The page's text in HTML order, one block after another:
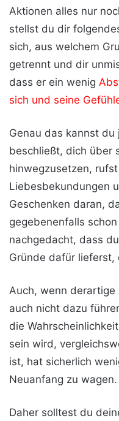
Aktionen alles nur
stellst du dir
sich, aus welchem
getrennt und dir
dass er ein wenig
sich und seine
Genau das kannst
beschließt, dich über
hinwegzusetzen,
Liebesbekundungen
Geschenken daran,
gegebenenfalls
nachgedacht, dass
Gründe dafür lieferst,
Auch, wenn
auch nicht dazu
die
sein wird,
ist, hat sicherlich
Neuanfang zu wagen.
Daher solltest du